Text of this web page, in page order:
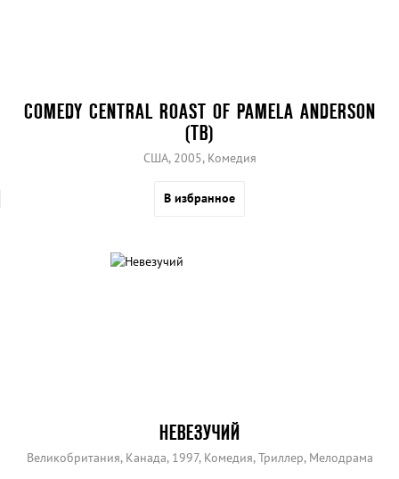
COMEDY CENTRAL ROAST OF PAMELA ANDERSON
(ТВ)
США, 2005, Комедия
В избранное
НЕВЕЗУЧИЙ
Великобритания, Канада, 1997, Комедия, Триллер, Мелодрама